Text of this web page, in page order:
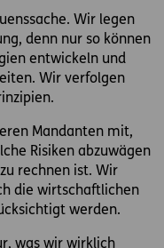
Wir legen
denn nur so können
entwickeln und
Wir verfolgen
Mandanten mit,
Risiken abzuwägen
rechnen ist. Wir
die wirtschaftlichen
werden.
was wir wirklich